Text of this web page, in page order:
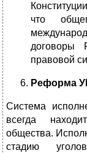
что
договоры
правовой
Реформа
Система
всегда
общества.
стадию